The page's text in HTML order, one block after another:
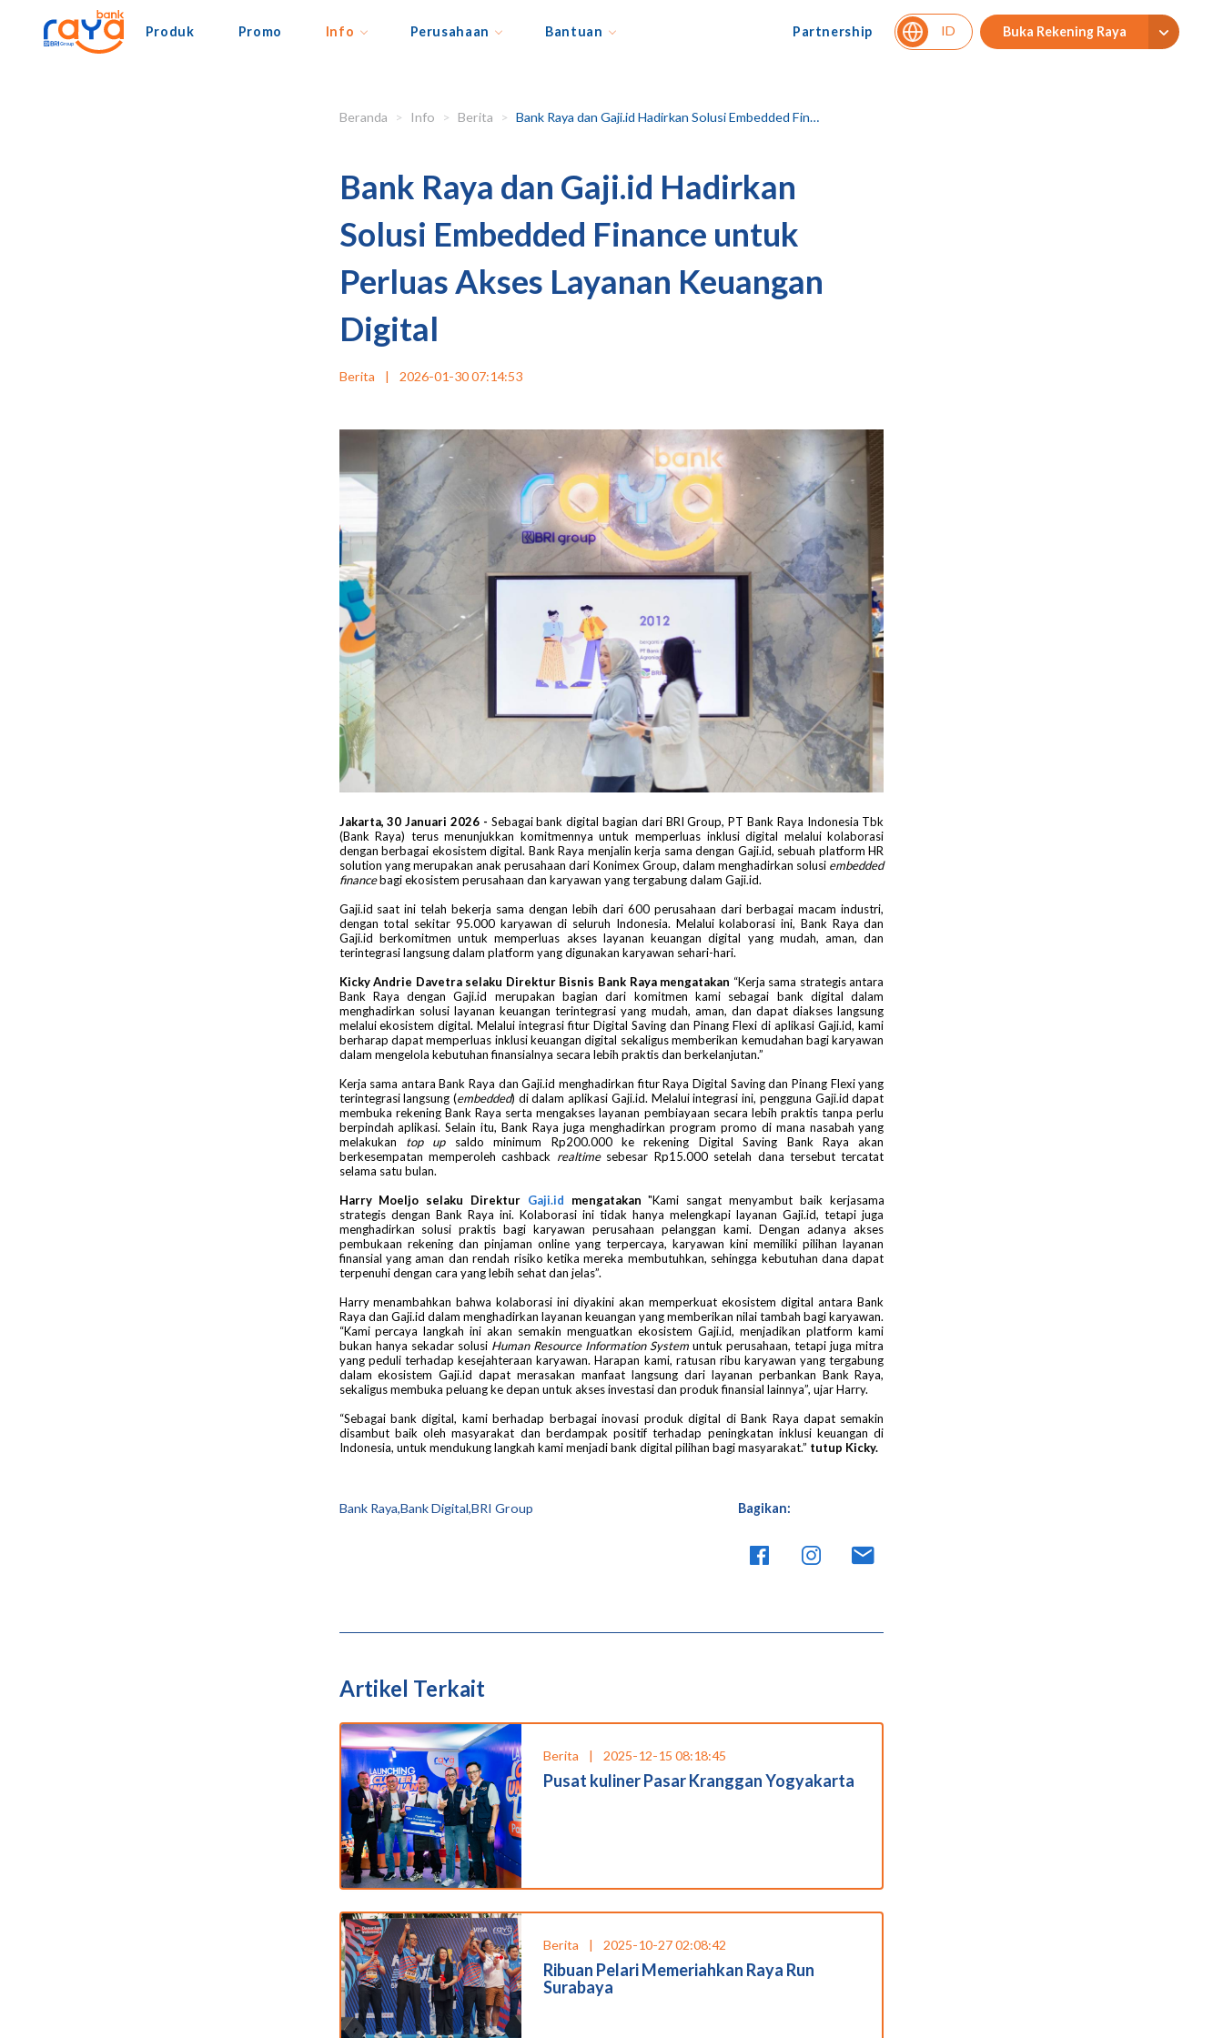
Produk Promo Info Perusahaan Bantuan Partnership ID Buka Rekening Raya
Beranda Info Berita Bank Raya dan Gaji.id Hadirkan Solusi Embedded Finance untuk Perluas Akses Layanan Keuangan Digital
Bank Raya dan Gaji.id Hadirkan
Solusi Embedded Finance untuk
Perluas Akses Layanan Keuangan
Digital
Berita | 2026-01-30 07:14:53
Jakarta, 30 Januari 2026 - Sebagai bank digital bagian dari BRI Group, PT Bank Raya Indonesia Tbk
(Bank Raya) terus menunjukkan komitmennya untuk memperluas inklusi digital melalui kolaborasi
dengan berbagai ekosistem digital. Bank Raya menjalin kerja sama dengan Gaji.id, sebuah platform HR
solution yang merupakan anak perusahaan dari Konimex Group, dalam menghadirkan solusi embedded
financebagi ekosistem perusahaan dan karyawan yang tergabung dalam Gaji.id.
Gaji.id saat ini telah bekerja sama dengan lebih dari 600 perusahaan dari berbagai macam industri,
dengan total sekitar 95.000 karyawan di seluruh Indonesia. Melalui kolaborasi ini, Bank Raya dan
Gaji.id berkomitmen untuk memperluas akses layanan keuangan digital yang mudah, aman, dan
terintegrasi langsung dalam platform yang digunakan karyawan sehari-hari.
Kicky Andrie Davetra selaku Direktur Bisnis Bank Raya mengatakan “Kerja sama strategis antara
Bank Raya dengan Gaji.id merupakan bagian dari komitmen kami sebagai bank digital dalam
menghadirkan solusi layanan keuangan terintegrasi yang mudah, aman, dan dapat diakses langsung
melalui ekosistem digital. Melalui integrasi fitur Digital Saving dan Pinang Flexi di aplikasi Gaji.id, kami
berharap dapat memperluas inklusi keuangan digital sekaligus memberikan kemudahan bagi karyawan
dalam mengelola kebutuhan finansialnya secara lebih praktis dan berkelanjutan.”
Kerja sama antara Bank Raya dan Gaji.id menghadirkan fitur Raya Digital Saving dan Pinang Flexi yang
terintegrasi langsung (embedded) di dalam aplikasi Gaji.id. Melalui integrasi ini, pengguna Gaji.id dapat
membuka rekening Bank Raya serta mengakses layanan pembiayaan secara lebih praktis tanpa perlu
berpindah aplikasi. Selain itu, Bank Raya juga menghadirkan program promo di mana nasabah yang
melakukan top upsaldo minimum Rp200.000 ke rekening Digital Saving Bank Raya akan
berkesempatan memperoleh cashback realtimesebesar Rp15.000 setelah dana tersebut tercatat
selama satu bulan.
Harry Moeljo selaku Direktur Gaji.id mengatakan"Kami sangat menyambut baik kerjasama
strategis dengan Bank Raya ini. Kolaborasi ini tidak hanya melengkapi layanan Gaji.id, tetapi juga
menghadirkan solusi praktis bagi karyawan perusahaan pelanggan kami. Dengan adanya akses
pembukaan rekening dan pinjaman online yang terpercaya, karyawan kini memiliki pilihan layanan
finansial yang aman dan rendah risiko ketika mereka membutuhkan, sehingga kebutuhan dana dapat
terpenuhi dengan cara yang lebih sehat dan jelas”.
Harry menambahkan bahwa kolaborasi ini diyakini akan memperkuat ekosistem digital antara Bank
Raya dan Gaji.id dalam menghadirkan layanan keuangan yang memberikan nilai tambah bagi karyawan.
“Kami percaya langkah ini akan semakin menguatkan ekosistem Gaji.id, menjadikan platform kami
bukan hanya sekadar solusi Human Resource Information Systemuntuk perusahaan, tetapi juga mitra
yang peduli terhadap kesejahteraan karyawan. Harapan kami, ratusan ribu karyawan yang tergabung
dalam ekosistem Gaji.id dapat merasakan manfaat langsung dari layanan perbankan Bank Raya,
sekaligus membuka peluang ke depan untuk akses investasi dan produk finansial lainnya”, ujar Harry.
“Sebagai bank digital, kami berhadap berbagai inovasi produk digital di Bank Raya dapat semakin
disambut baik oleh masyarakat dan berdampak positif terhadap peningkatan inklusi keuangan di
Indonesia, untuk mendukung langkah kami menjadi bank digital pilihan bagi masyarakat.” tutup Kicky.
Bank Raya,Bank Digital,BRI Group Bagikan:
Artikel Terkait
Berita | 2025-12-15 08:18:45
Pusat kuliner Pasar Kranggan Yogyakarta
Berita | 2025-10-27 02:08:42
Ribuan Pelari Memeriahkan Raya Run
Surabaya